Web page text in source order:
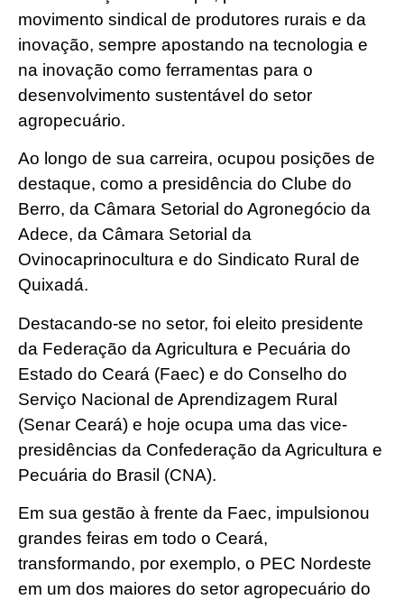
movimento sindical de produtores rurais e da
inovação, sempre apostando na tecnologia e
na inovação como ferramentas para o
desenvolvimento sustentável do setor
agropecuário.
Ao longo de sua carreira, ocupou posições de
destaque, como a presidência do Clube do
Berro, da Câmara Setorial do Agronegócio da
Adece, da Câmara Setorial da
Ovinocaprinocultura e do Sindicato Rural de
Quixadá.
Destacando-se no setor, foi eleito presidente
da Federação da Agricultura e Pecuária do
Estado do Ceará (Faec) e do Conselho do
Serviço Nacional de Aprendizagem Rural
(Senar Ceará) e hoje ocupa uma das vice-
presidências da Confederação da Agricultura e
Pecuária do Brasil (CNA).
Em sua gestão à frente da Faec, impulsionou
grandes feiras em todo o Ceará,
transformando, por exemplo, o PEC Nordeste
em um dos maiores do setor agropecuário do